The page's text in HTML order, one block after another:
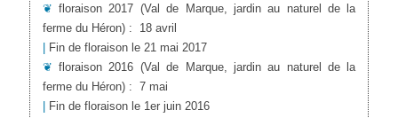
❦floraison 2017 (Val de Marque, jardin au naturel de la
ferme du Héron): 18 avril
| Fin de floraison le 21 mai 2017
❦floraison 2016 (Val de Marque, jardin au naturel de la
ferme du Héron): 7 mai
| Fin de floraison le 1er juin 2016